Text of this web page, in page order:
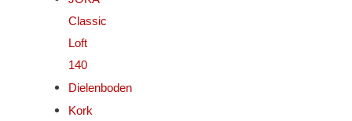
Classic
Loft
140
Dielenboden
Kork